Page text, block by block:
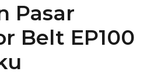
Pasar
Belt EP100